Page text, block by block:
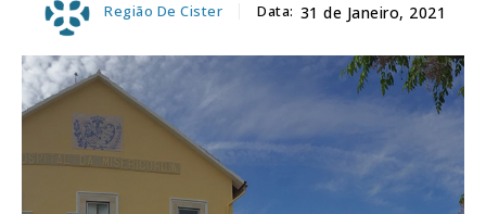
Região De Cister Data: 31 de Janeiro, 2021